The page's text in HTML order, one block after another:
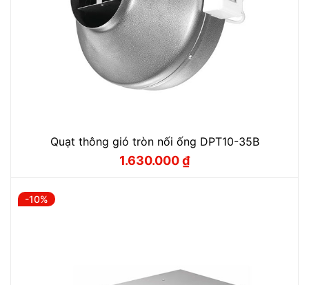
Quạt thông gió tròn nối ống DPT10-35B
Giá
1.630.000₫
Giá
-10%